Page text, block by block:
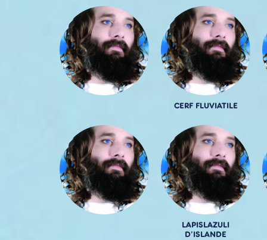
CERF FLUVIATILE
LAPISLAZULI
D'ISLANDE